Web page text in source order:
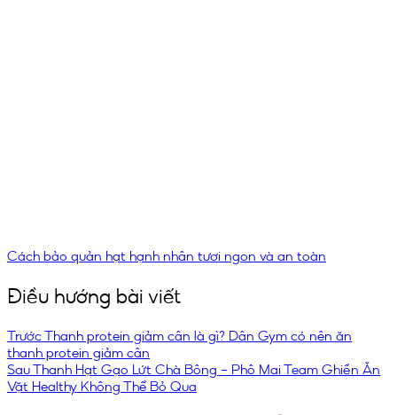
Cách bảo quản hạt hạnh nhân tươi ngon và an toàn
Điều hướng bài viết
Trước Thanh protein giảm cân là gì? Dân Gym có nên ăn
thanh protein giảm cân
Sau Thanh Hạt Gạo Lứt Chà Bông – Phô Mai Team Ghiền Ăn
Vặt Healthy Không Thể Bỏ Qua